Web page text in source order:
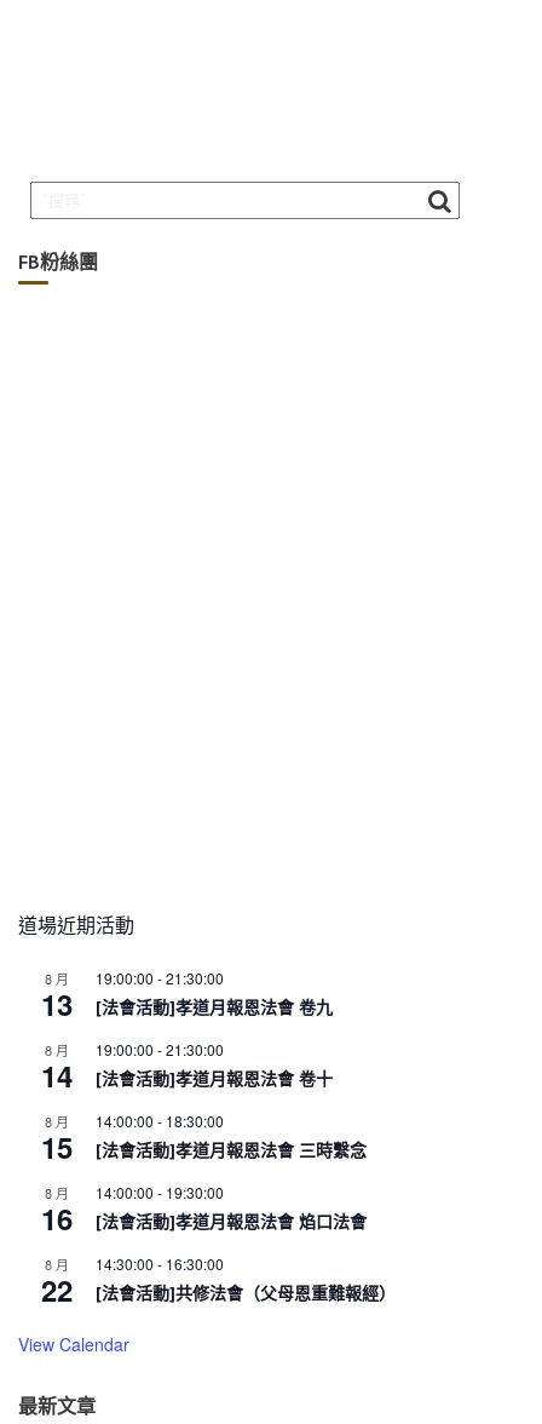
FB粉絲團
道場近期活動
8 月
13
19:00:00 -21:30:00
[法會活動]孝道月報恩法會 卷九
8 月
14
19:00:00 -21:30:00
[法會活動]孝道月報恩法會 卷十
8 月
15
14:00:00 - 18:30:00
[法會活動]孝道月報恩法會 三時繫念
8 月
16
14:00:00 - 19:30:00
[法會活動]孝道月報恩法會 焰口法會
8 月
22
14:30:00 - 16:30:00
[法會活動]共修法會（父母恩重難報經）
View Calendar
最新文章